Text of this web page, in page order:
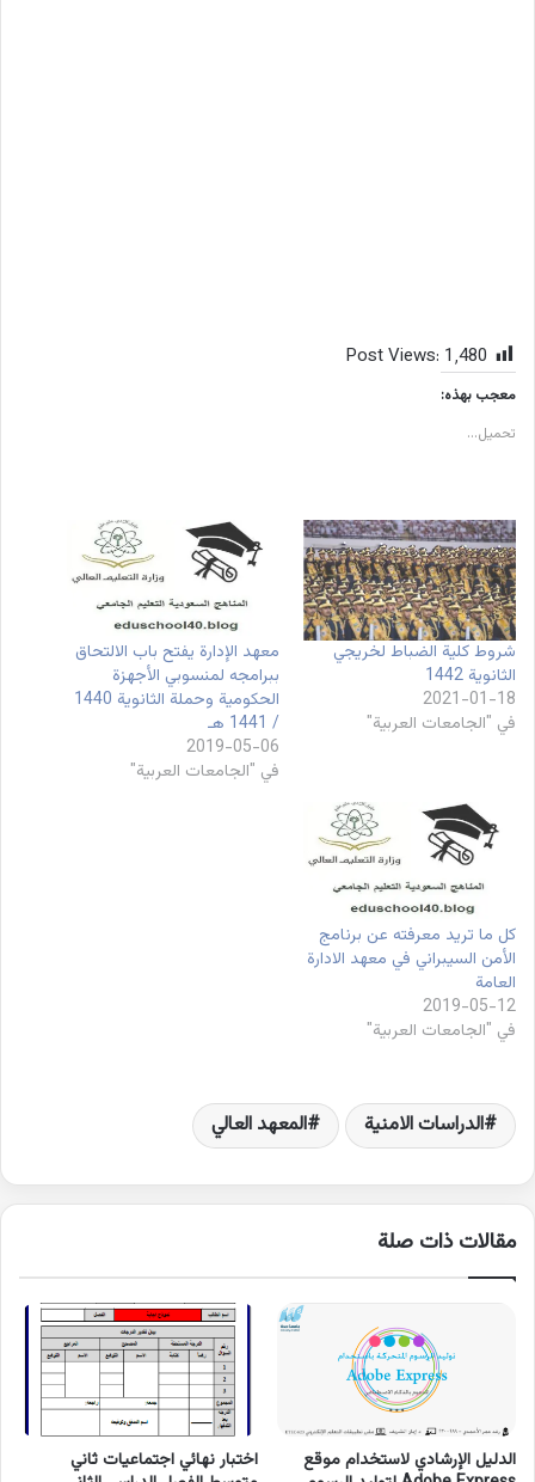
Post Views: 1٬480
معجب بهذه:
تحميل...
شروط كلية الضباط لخريجي
الثانوية 1442
2021-01-18
في "الجامعات العربية"
معهد الإدارة يفتح باب الالتحاق
ببرامجه لمنسوبي الأجهزة
الحكومية وحملة الثانوية 1440
/ 1441 هـ
2019-05-06
في "الجامعات العربية"
كل ما تريد معرفته عن برنامج
الأمن السيبراني في معهد الادارة
العامة
2019-05-12
في "الجامعات العربية"
الدراسات الامنية المعهد العالي
مقالات ذات صلة
الدليل الإرشادي لاستخدام موقع
اختبار نهائي اجتماعيات ثاني